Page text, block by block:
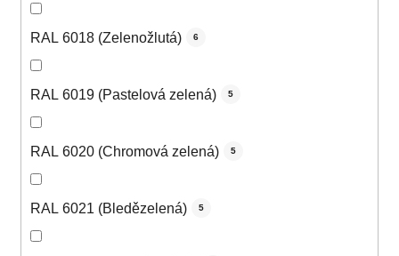
RAL 6018 (Zelenožlutá) 6
RAL 6019 (Pastelová zelená) 5
RAL 6020 (Chromová zelená) 5
RAL 6021 (Bledězelená) 5